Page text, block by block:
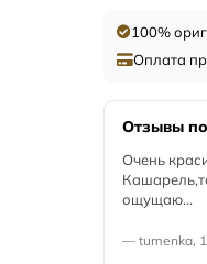
100%
Оплата
Отзывы
Очень
ощущаю...
— tumenka,